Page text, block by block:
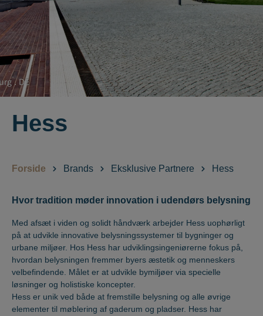
Hess
Forside Brands Eksklusive Partnere Hess
Hvor tradition møder innovation i udendørs belysning
Med afsæt i viden og solidt håndværk arbejder Hess uophørligt
på at udvikle innovative belysningssystemer til bygninger og
urbane miljøer. Hos Hess har udviklingsingeniørerne fokus på,
hvordan belysningen fremmer byers æstetik og menneskers
velbefindende. Målet er at udvikle bymiljøer via specielle
løsninger og holistiske koncepter.
Hess er unik ved både at fremstille belysning og alle øvrige
elementer til møblering af gaderum og pladser. Hess har